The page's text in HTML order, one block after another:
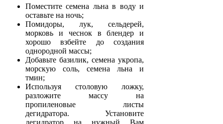
Поместите семена льна в воду и
оставьте на ночь;
Помидоры, лук, сельдерей,
морковь и чеснок в блендер и
хорошо взбейте до создания
однородной массы;
Добавьте базилик, семена укропа,
морскую соль, семена льна и
тмин;
Используя столовую ложку,
разложите массу на
пропиленовые листы
дегидратора. Установите